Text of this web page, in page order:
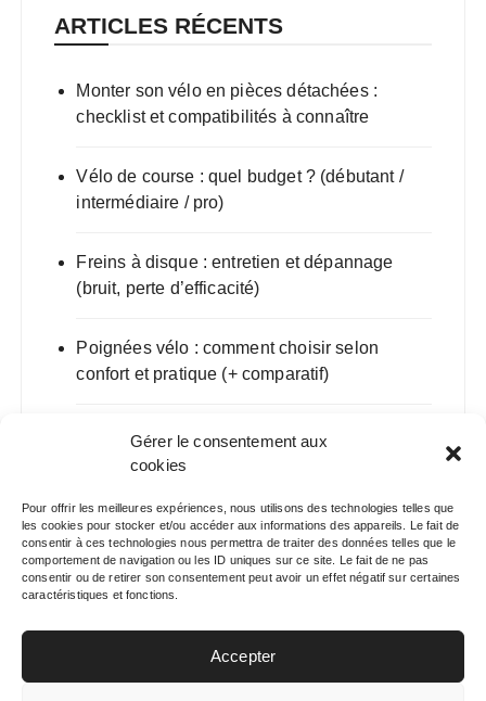
Gérer le consentement aux
cookies
Pour offrir les meilleures expériences, nous utilisons des technologies telles que
les cookies pour stocker et/ou accéder aux informations des appareils. Le fait de
consentir à ces technologies nous permettra de traiter des données telles que le
comportement de navigation ou les ID uniques sur ce site. Le fait de ne pas
consentir ou de retirer son consentement peut avoir un effet négatif sur certaines
caractéristiques et fonctions.
Accepter
ARTICLES RÉCENTS
Monter son vélo en pièces détachées :
checklist et compatibilités à connaître
Vélo de course : quel budget ? (débutant /
intermédiaire / pro)
Freins à disque : entretien et dépannage
(bruit, perte d’efficacité)
Poignées vélo : comment choisir selon
confort et pratique (+ comparatif)
VTT de descente : guide d’achat 2025
(géométrie, suspensions, composants)